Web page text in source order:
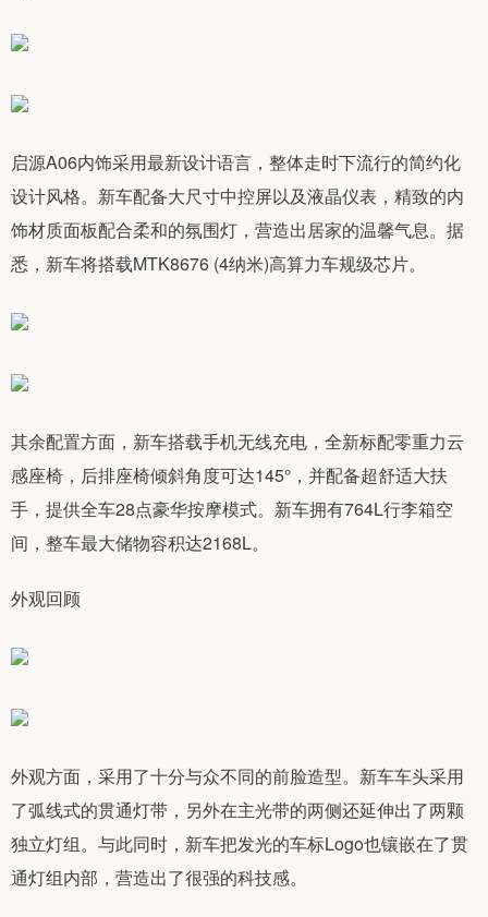
启源A06内饰采用最新设计语言，整体走时下流行的简约化
设计风格。新车配备大尺寸中控屏以及液晶仪表，精致的内
饰材质面板配合柔和的氛围灯，营造出居家的温馨气息。据
悉，新车将搭载MTK8676 (4纳米)高算力车规级芯片。
其余配置方面，新车搭载手机无线充电，全新标配零重力云
感座椅，后排座椅倾斜角度可达145°，并配备超舒适大扶
手，提供全车28点豪华按摩模式。新车拥有764L行李箱空
间，整车最大储物容积达2168L。
外观回顾
外观方面，采用了十分与众不同的前脸造型。新车车头采用
了弧线式的贯通灯带，另外在主光带的两侧还延伸出了两颗
独立灯组。与此同时，新车把发光的车标Logo也镶嵌在了贯
通灯组内部，营造出了很强的科技感。